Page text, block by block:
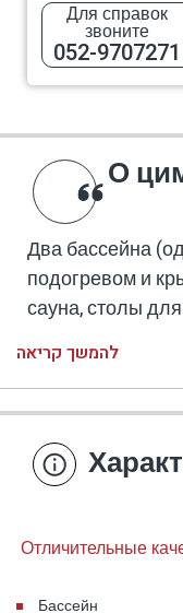
Для справок
звоните
052-9707271
О
Два бассейна
подогревом и
сауна, столы
на джипах и
расположение в
Галилеи:
Пины -
богатый
возраст.
середине
להמשך קריאה
Отличительные
Бассейн